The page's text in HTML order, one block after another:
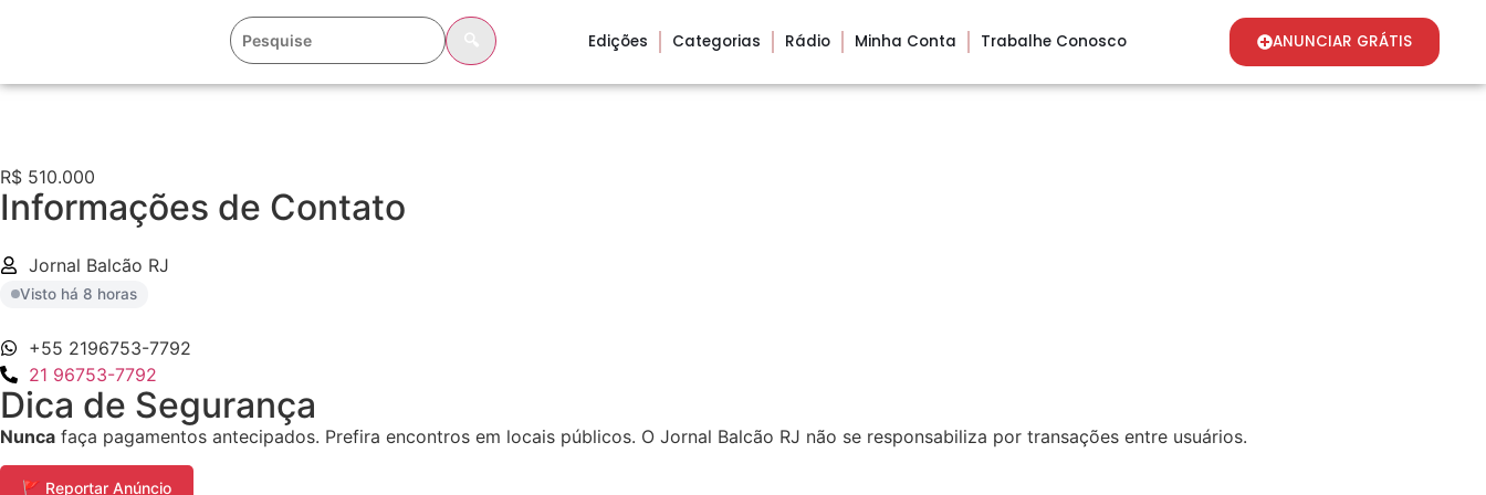
Edições Categorias Rádio Minha Conta Trabalhe Conosco ANUNCIAR GRÁTIS
R$ 510.000
Informações de Contato
Jornal Balcão RJ
Visto há 8 horas
+55 2196753-7792
21 96753-7792
Dica de Segurança
Nunca faça pagamentos antecipados. Prefira encontros em locais públicos. O Jornal Balcão RJ não se responsabiliza por transações entre usuários.
🚩 Reportar Anúncio